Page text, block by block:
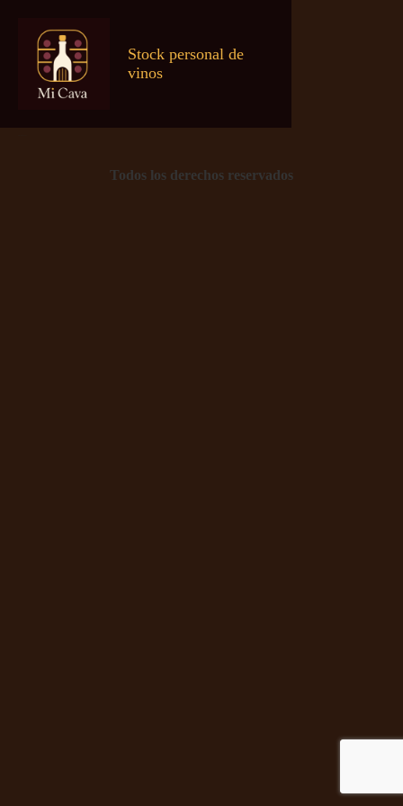
Stock personal de
vinos
Todos los derechos reservados